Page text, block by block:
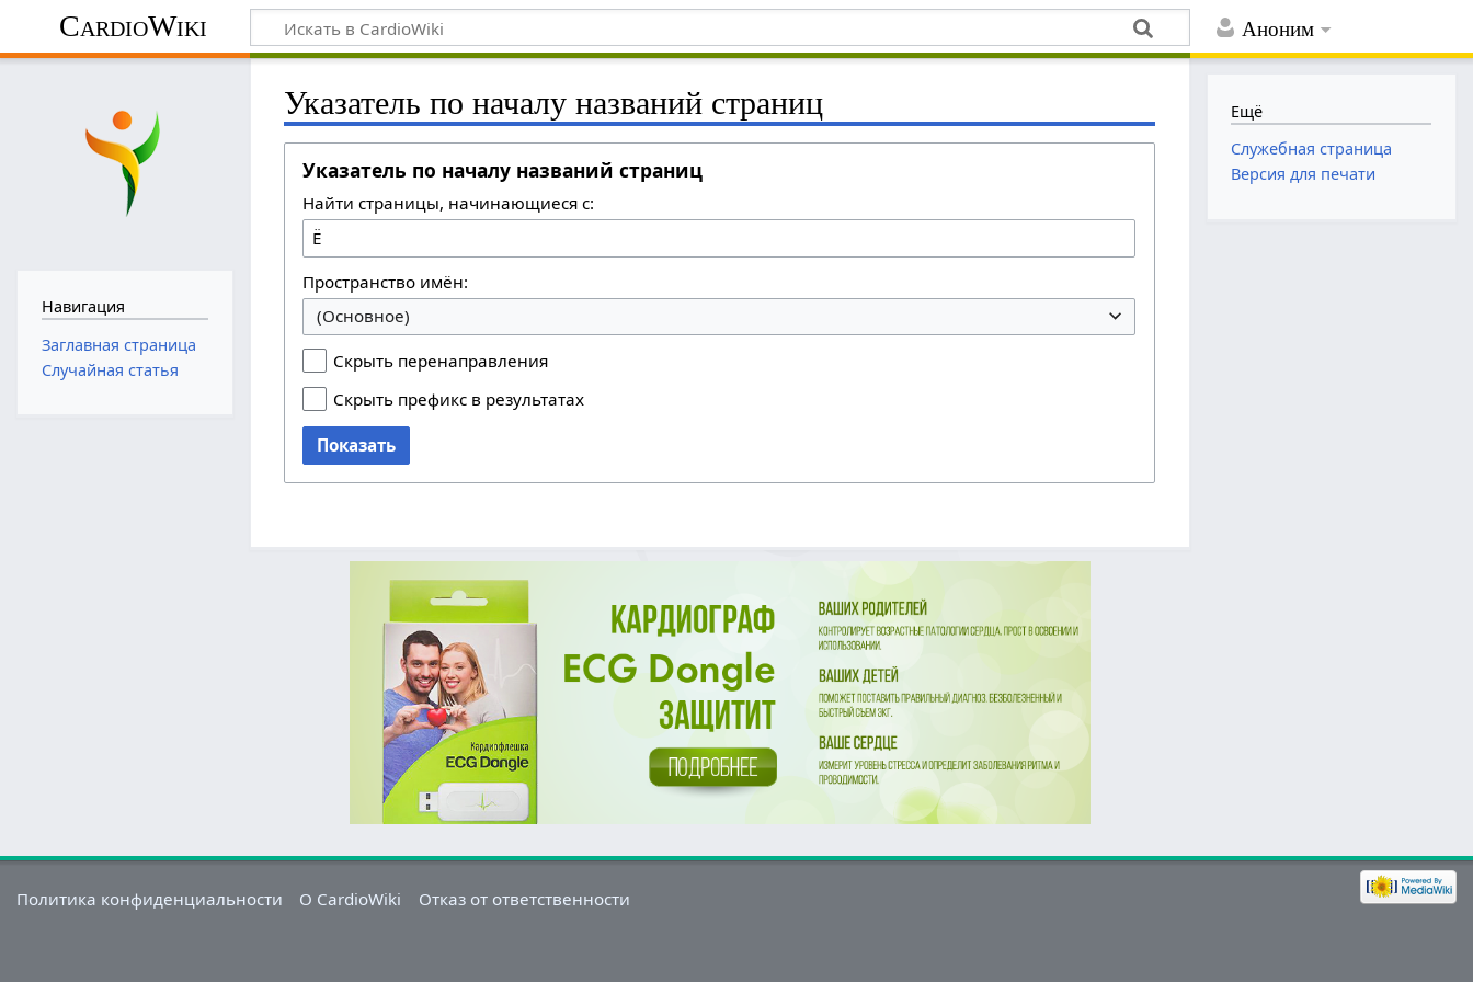
Аноним
CardioWiki
Указатель по началу названий страниц
Указатель по началу названий страниц
Найти страницы, начинающиеся с:
Пространство имён:
(Основное)
Скрыть перенаправления
Скрыть префикс в результатах
Показать
Навигация
Заглавная страница
Случайная статья
Ещё
Служебная страница
Версия для печати
Политика конфиденциальности О CardioWiki Отказ от ответственности